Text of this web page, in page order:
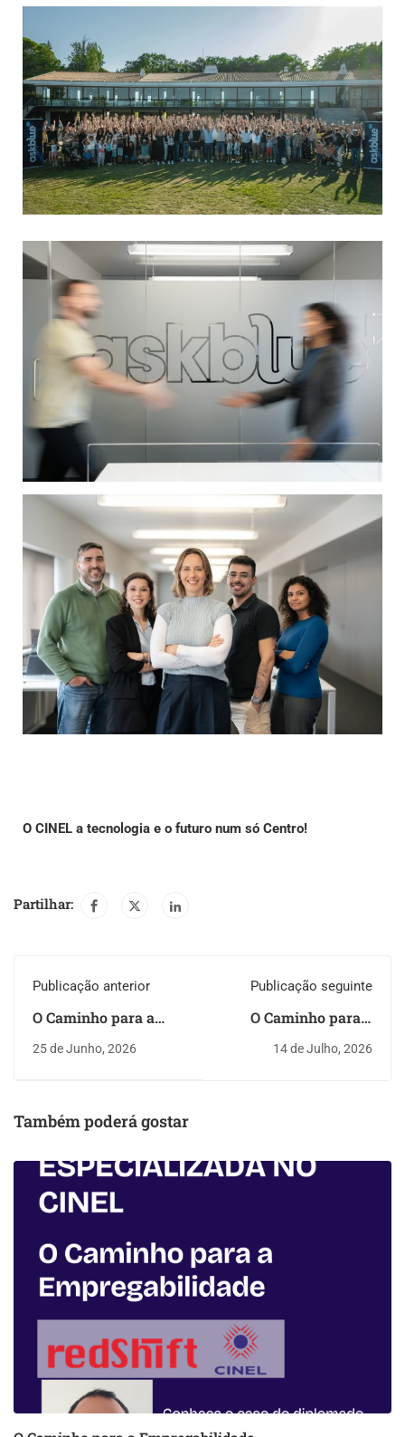
O CINEL a tecnologia e o futuro num só Centro!
Partilhar:
Publicação anterior
O Caminho para a
25 de Junho, 2026
Publicação seguinte
O Caminho para a
14 de Julho, 2026
Também poderá gostar